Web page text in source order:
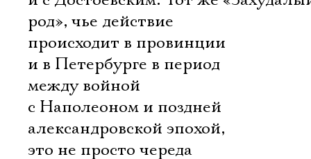
род», чье действие
происходит в провинции
и в Петербурге в период
между войной
с Наполеоном и поздней
александровской эпохой, 
это не просто череда